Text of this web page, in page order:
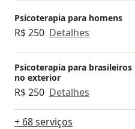
Psicoterapia para homens
R$ 250 Detalhes
Psicoterapia para brasileiros
no exterior
R$ 250 Detalhes
+ 68 serviços